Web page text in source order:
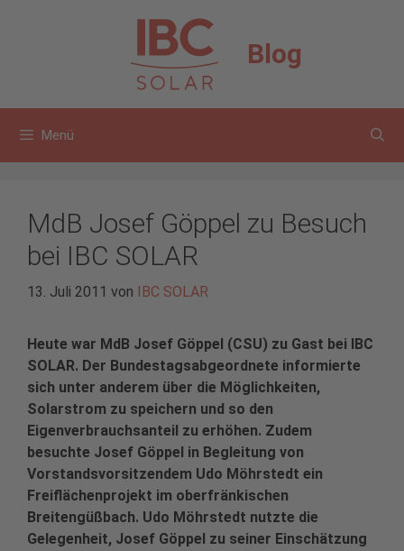
Blog
Menü
MdB Josef Göppel zu Besuch
bei IBC SOLAR
13. Juli 2011 von IBC SOLAR
Heute war MdB Josef Göppel (CSU) zu Gast bei IBC
SOLAR. Der Bundestagsabgeordnete informierte
sich unter anderem über die Möglichkeiten,
Solarstrom zu speichern und so den
Eigenverbrauchsanteil zu erhöhen. Zudem
besuchte Josef Göppel in Begleitung von
Vorstandsvorsitzendem Udo Möhrstedt ein
Freiflächenprojekt im oberfränkischen
Breitengüßbach. Udo Möhrstedt nutzte die
Gelegenheit, Josef Göppel zu seiner Einschätzung